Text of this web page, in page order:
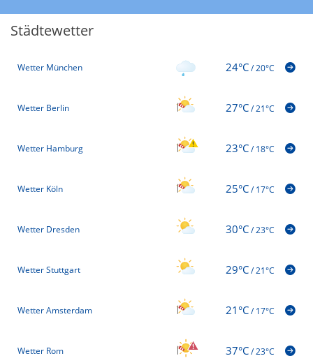
Städtewetter
Wetter München 24°C/20°C
Wetter Berlin 27°C/21°C
Wetter Hamburg 23°C/18°C
Wetter Köln 25°C/17°C
Wetter Dresden 30°C/23°C
Wetter Stuttgart 29°C/21°C
Wetter Amsterdam 21°C/17°C
Wetter Rom 37°C/23°C